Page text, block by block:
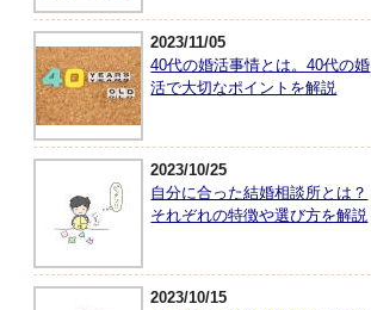
2023/11/05
40代の婚活事情とは。40代の婚
活で大切なポイントを解説
2023/10/25
自分に合った結婚相談所とは？
それぞれの特徴や選び方を解説
2023/10/15